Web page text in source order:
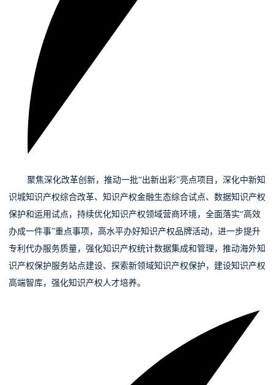
聚焦深化改革创新， 推动一批“出新出彩”亮点项目，深化中新知
识城知识产权综合改革、知识产权金融生态综合试点、数据知识产权
保护和运用试点，持续优化知识产权领域营商环境，全面落实“高效
办成一件事”重点事项，高水平办好知识产权品牌活动，进一步提升
专利代办服务质量，强化知识产权统计数据集成和管理，推动海外知
识产权保护服务站点建设、探索新领域知识产权保护，建设知识产权
高端智库，强化知识产权人才培养。